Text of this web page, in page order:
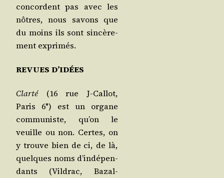
concordent pas avec les
nôtres, nous savons que
du moins ils sont sin­cè­re­
ment exprimés.
REVUES D’IDÉES
Clar­té(16 rue J‑Callot,
Paris 6°) est un organe
com­mu­niste, qu’on le
veuille ou non. Certes, on
y trouve bien de ci, de là,
quelques noms d’in­dé­pen­
dants (Vil­drac, Bazal­